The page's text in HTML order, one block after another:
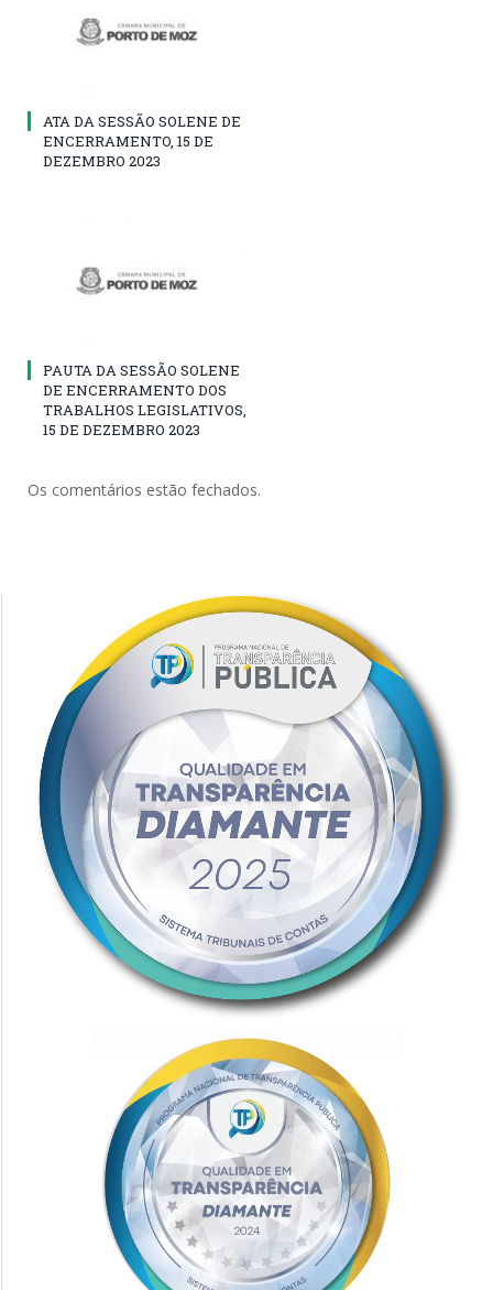
ATA DA SESSÃO SOLENE DE
ENCERRAMENTO, 15 DE
DEZEMBRO 2023
PAUTA DA SESSÃO SOLENE
DE ENCERRAMENTO DOS
TRABALHOS LEGISLATIVOS,
15 DE DEZEMBRO 2023
Os comentários estão fechados.